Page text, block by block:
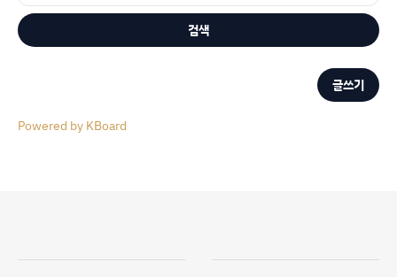
검색
글쓰기
Powered by KBoard